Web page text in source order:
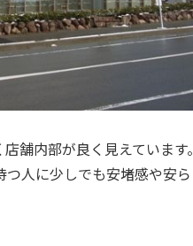
舗内部が良く見えています。
人に少しでも安堵感や安ら